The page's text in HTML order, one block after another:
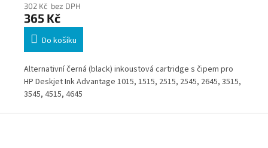
302 Kč bez DPH
365 Kč
Do košíku
Alternativní černá (black) inkoustová cartridge s čipem pro
HP Deskjet Ink Advantage 1015, 1515, 2515, 2545, 2645, 3515,
3545, 4515, 4645